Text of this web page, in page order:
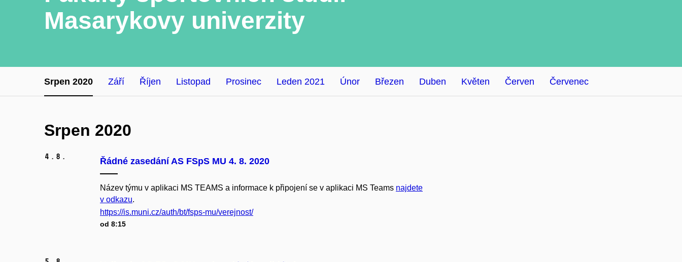
Masarykovy univerzity
Srpen 2020 Září Říjen Listopad Prosinec Leden 2021 Únor Březen Duben Květen Červen Červenec
Srpen 2020
4. 8. Řádné zasedání AS FSpS MU 4. 8. 2020
Název týmu v aplikaci MS TEAMS a informace k připojení se v aplikaci MS Teams najdete
v odkazu.
https://is.muni.cz/auth/bt/fsps-mu/verejnost/
od 8:15